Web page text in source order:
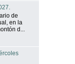
de
en la
d...